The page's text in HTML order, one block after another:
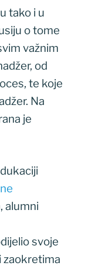
tako i u
o tome
važnim
od
te koje
Na
je
alumni
svoje
zaokretima